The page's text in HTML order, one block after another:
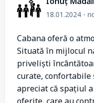
18.01.2024 -
Cabana oferă o
Situată în mijlocul
priveliști
curate,
apreciat că spațiul